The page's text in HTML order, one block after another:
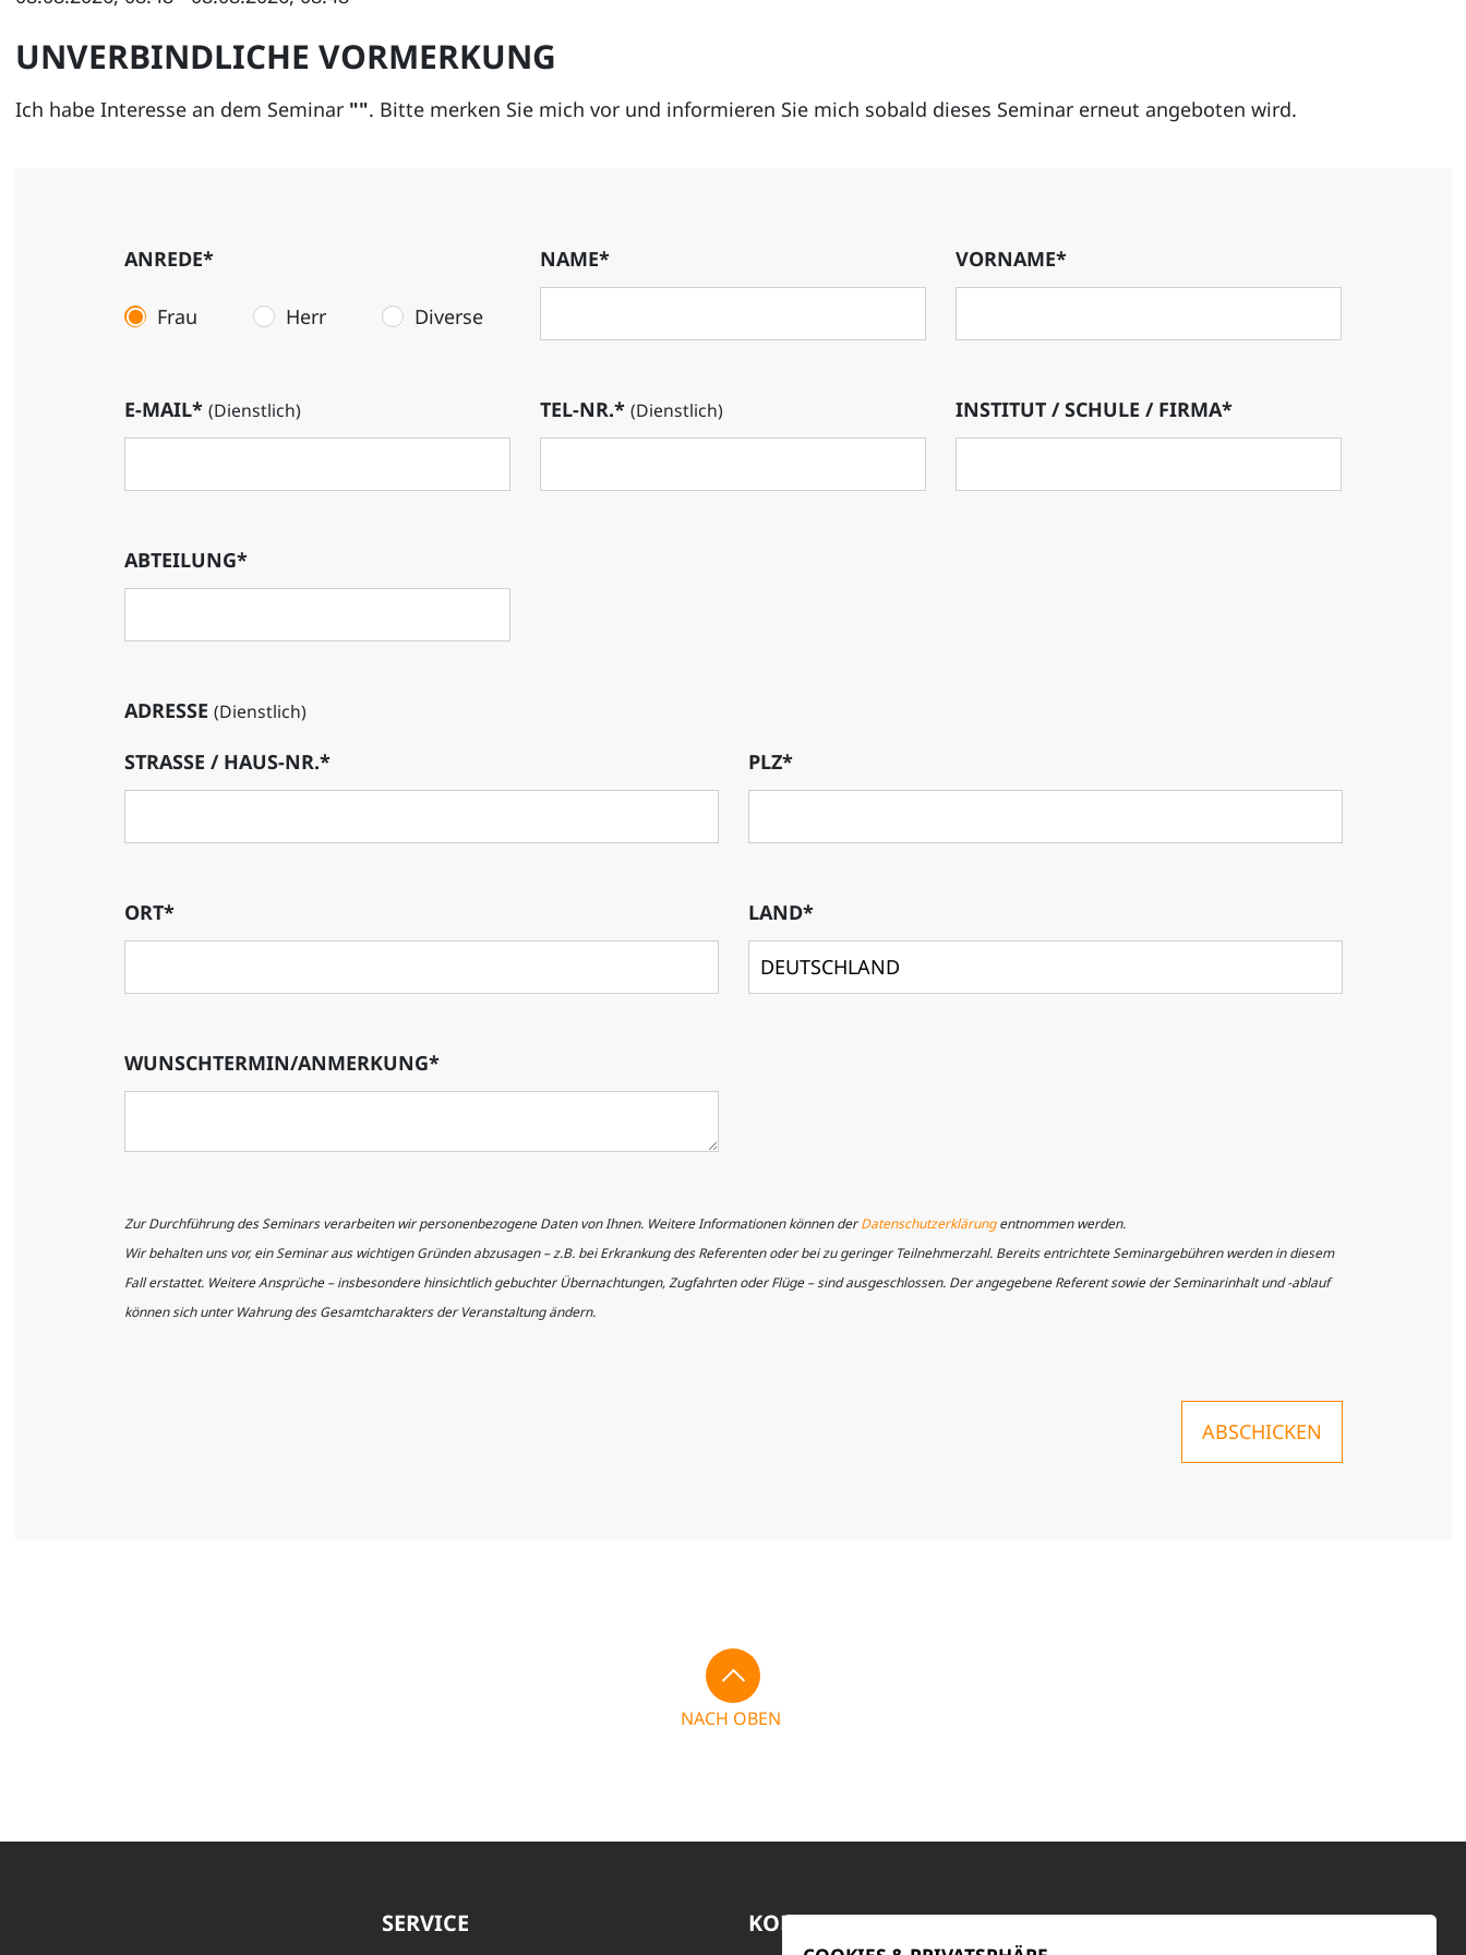
UNVERBINDLICHE VORMERKUNG
Ich habe Interesse an dem Seminar "". Bitte merken Sie mich vor und informieren Sie mich sobald dieses Seminar erneut angeboten wird.
ANREDE*
Frau Herr Diverse
NAME* VORNAME*
E-MAIL* (Dienstlich) TEL-NR.* (Dienstlich) INSTITUT / SCHULE / FIRMA*
ABTEILUNG*
ADRESSE (Dienstlich)
STRASSE / HAUS-NR.* PLZ*
ORT* LAND*
WUNSCHTERMIN/ANMERKUNG*
Zur Durchführung des Seminars verarbeiten wir personenbezogene Daten von Ihnen. Weitere Informationen können derDatenschutzerklärungentnommen werden.
Wir behalten uns vor, ein Seminar aus wichtigen Gründen abzusagen – z.B. bei Erkrankung des Referenten oder bei zu geringer Teilnehmerzahl. Bereits entrichtete Seminargebühren werden in diesem
Fall erstattet. Weitere Ansprüche – insbesondere hinsichtlich gebuchter Übernachtungen, Zugfahrten oder Flüge – sind ausgeschlossen. Der angegebene Referent sowie der Seminarinhalt und -ablauf
können sich unter Wahrung des Gesamtcharakters der Veranstaltung ändern.
NACH OBEN
SERVICE KONTAKT